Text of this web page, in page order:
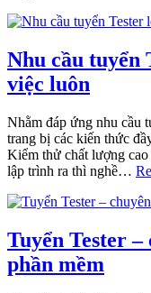
Nhu cầu tuyển
việc luôn
Nhằm đáp ứng nhu cầu
trang bị các kiến thức
Kiểm thử chất lượng
lập trình ra thì nghề…
Tuyển Tester
phần mềm